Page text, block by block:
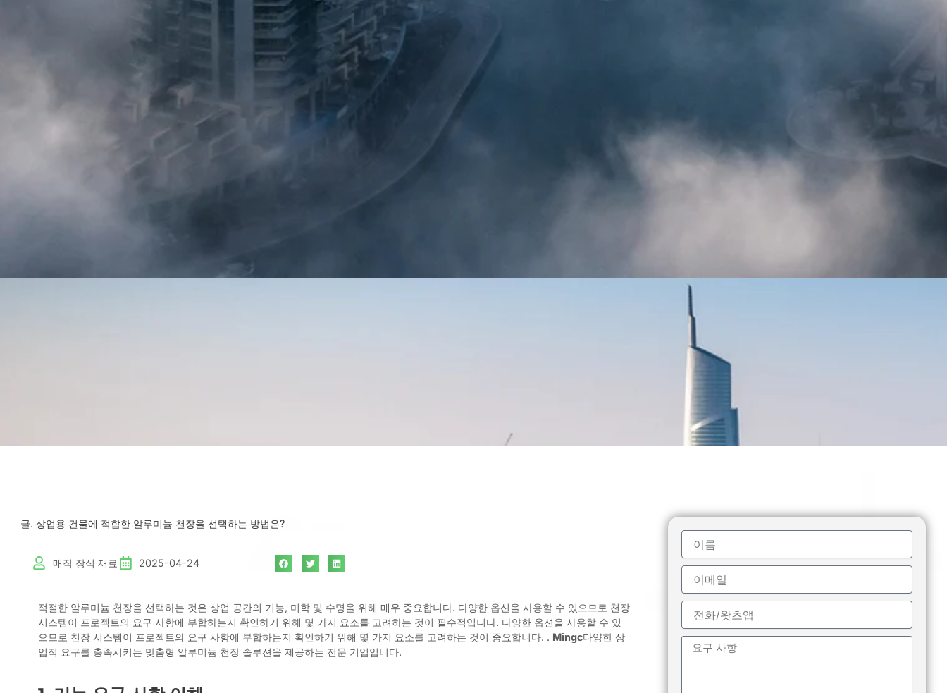
글. 상업용 건물에 적합한 알루미늄 천장을 선택하는 방법은?
매직 장식 재료 2025-04-24
적절한 알루미늄 천장을 선택하는 것은 상업 공간의 기능, 미학 및 수명을 위해 매우 중요합니다. 다양한 옵션을 사용할 수 있으므로 천장
시스템이 프로젝트의 요구 사항에 부합하는지 확인하기 위해 몇 가지 요소를 고려하는 것이 필수적입니다. 다양한 옵션을 사용할 수 있
으므로 천장 시스템이 프로젝트의 요구 사항에 부합하는지 확인하기 위해 몇 가지 요소를 고려하는 것이 중요합니다. . Mingc다양한 상
업적 요구를 충족시키는 맞춤형 알루미늄 천장 솔루션을 제공하는 전문 기업입니다.
이
이
일
전
화/
왓
메